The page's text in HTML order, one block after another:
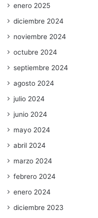
enero 2025
diciembre 2024
noviembre 2024
octubre 2024
septiembre 2024
agosto 2024
julio 2024
junio 2024
mayo 2024
abril 2024
marzo 2024
febrero 2024
enero 2024
diciembre 2023